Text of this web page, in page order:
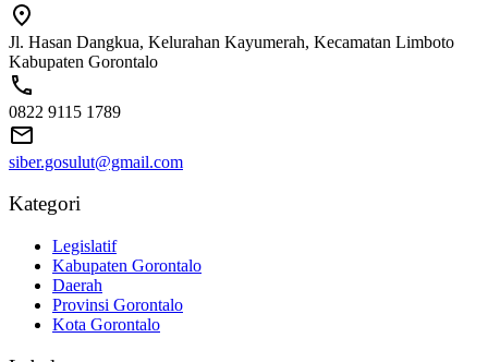
Jl. Hasan Dangkua, Kelurahan Kayumerah, Kecamatan Limboto
Kabupaten Gorontalo
0822 9115 1789
siber.gosulut@gmail.com
Kategori
Legislatif
Kabupaten Gorontalo
Daerah
Provinsi Gorontalo
Kota Gorontalo